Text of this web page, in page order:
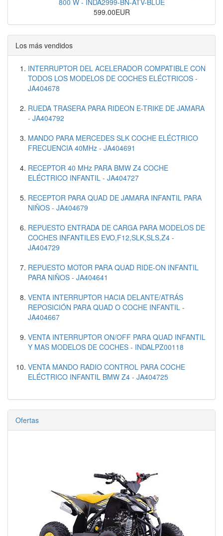
800 W - INDA2999-BN-ATV-BLUE
599.00EUR
Los más vendidos
INTERRUPTOR DEL ACELERADOR COMPATIBLE CON
TODOS LOS MODELOS DE COCHES ELÉCTRICOS -
JA404678
RUEDA TRASERA PARA RIDEON E-TRIKE DE JAMARA
- JA404792
MANDO PARA MERCEDES SLK COCHE ELÉCTRICO
FRECUENCIA 40MHz - JA404691
RECEPTOR 40 MHz PARA BMW Z4 COCHE
ELÉCTRICO INFANTIL - JA404727
RECEPTOR PARA QUAD DE JAMARA INFANTIL PARA
NIÑOS - JA404679
REPUESTO ENTRADA DE CARGA PARA MODELOS DE
COCHES INFANTILES EVO,F12,SLK,SLS,Z4 -
JA404729
REPUESTO MOTOR PARA QUAD RIDE-ON INFANTIL
PARA NIÑOS - JA404641
VENTA INTERRUPTOR HACIA DELANTE/ATRÁS
REPOSICIÓN PARA QUAD O COCHE INFANTIL -
JA404667
VENTA INTERRUPTOR ON/OFF PARA QUAD INFANTIL
Y MAS MODELOS DE COCHES - INDALPZ00118
VENTA MANDO RADIO CONTROL PARA COCHE
ELÉCTRICO INFANTIL BMW Z4 - JA404725
Ofertas